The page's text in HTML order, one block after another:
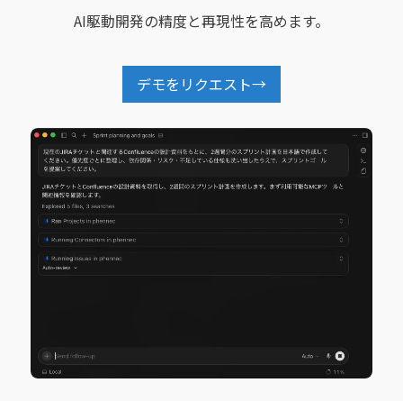
AI駆動開発の精度と再現性を高めます。
デモをリクエスト→